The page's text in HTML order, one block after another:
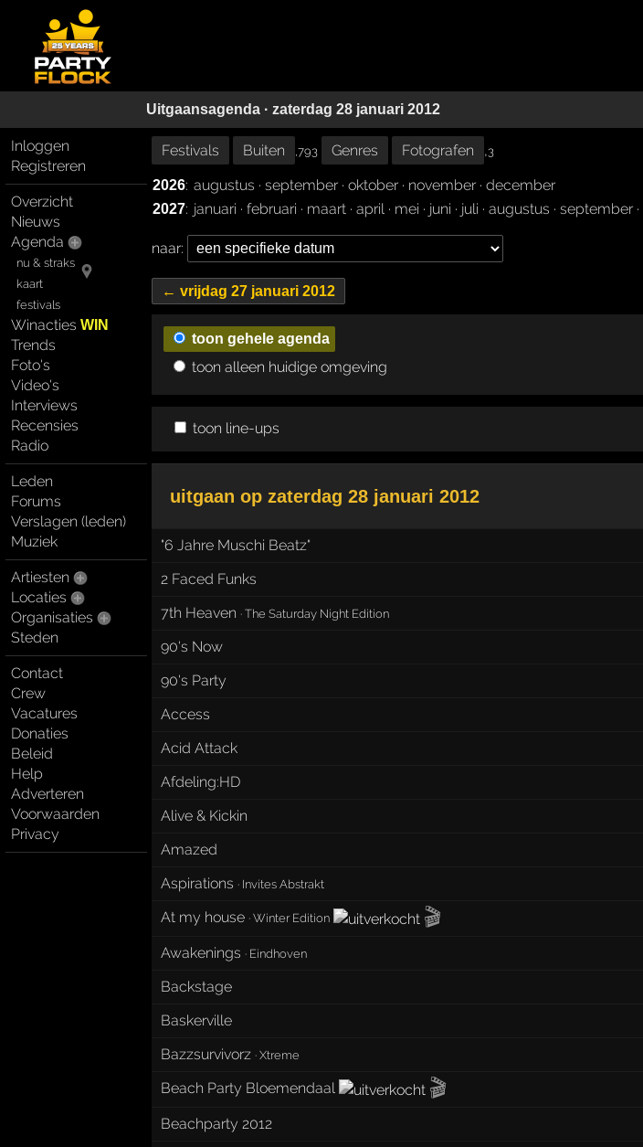
Uitgaansagenda · zaterdag 28 januari 2012
Inloggen
Registreren
Overzicht
Nieuws
Agenda
nu & straks
kaart
festivals
WinactiesWIN
Trends
Foto's
Video's
Interviews
Recensies
Radio
Leden
Forums
Verslagen (leden)
Muziek
Artiesten
Locaties
Organisaties
Steden
Contact
Crew
Vacatures
Donaties
Beleid
Help
Adverteren
Voorwaarden
Privacy
Festivals Buiten ,793 Genres Fotografen ,3
2026: augustus · september · oktober · november · december
2027: januari · februari · maart · april · mei · juni · juli · augustus · september ·
naar:
← vrijdag 27 januari 2012
toon gehele agenda
toon alleen huidige omgeving
toon line-ups
uitgaan op zaterdag 28 januari 2012
"6 Jahre Muschi Beatz"
2 Faced Funks
7th Heaven ·The Saturday Night Edition
90's Now
90's Party
Access
Acid Attack
Afdeling:HD
Alive & Kickin
Amazed
Aspirations · Invites Abstrakt
At my house ·Winter Edition 🎬
Awakenings · Eindhoven
Backstage
Baskerville
Bazzsurvivorz ·Xtreme
Beach Party Bloemendaal
🎬
Beachparty 2012